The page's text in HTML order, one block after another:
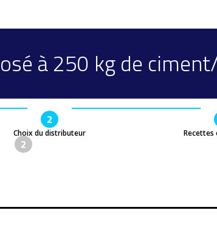
à 250 kg de
2
Choix du distributeur Recettes
2